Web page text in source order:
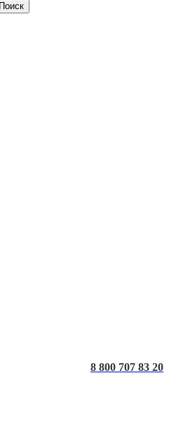
Поиск
8 800 707 83 20